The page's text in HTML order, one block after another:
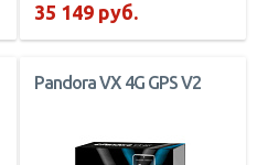
35 149 руб.
Pandora VX 4G GPS V2